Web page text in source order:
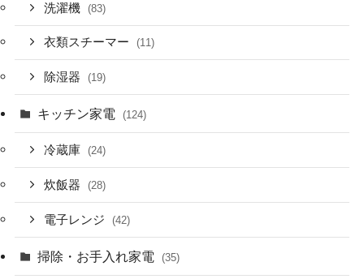
洗濯機 (83)
衣類スチーマー (11)
除湿器 (19)
キッチン家電 (124)
冷蔵庫 (24)
炊飯器 (28)
電子レンジ (42)
掃除・お手入れ家電 (35)